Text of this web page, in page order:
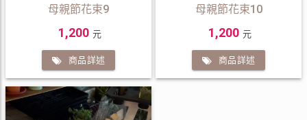
母親節花束9
1,200 元
商品詳述
母親節花束10
1,200 元
商品詳述